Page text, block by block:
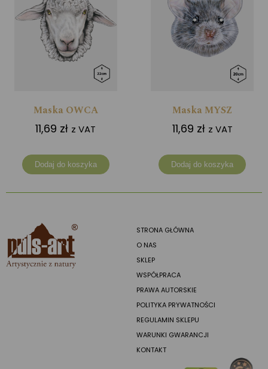
Maska OWCA
11,69 zł z VAT
Dodaj do koszyka
Maska MYSZ
11,69 zł z VAT
Dodaj do koszyka
STRONA GŁÓWNA
O NAS
SKLEP
WSPÓŁPRACA
PRAWA AUTORSKIE
POLITYKA PRYWATNOŚCI
REGULAMIN SKLEPU
WARUNKI GWARANCJI
KONTAKT